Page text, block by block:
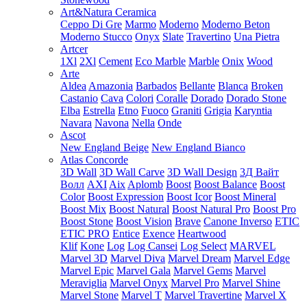
Art&Natura Ceramica
Ceppo Di Gre Marmo Moderno Moderno Beton
Moderno Stucco Onyx Slate Travertino Una Pietra
Artcer
1Xl 2Xl Cement Eco Marble Marble Onix Wood
Arte
Aldea Amazonia Barbados Bellante Blanca Broken
Castanio Cava Colori Coralle Dorado Dorado Stone
Elba Estrella Etno Fuoco Graniti Grigia Karyntia
Navara Navona Nella Onde
Ascot
New England Beige New England Bianco
Atlas Concorde
3D Wall 3D Wall Carve 3D Wall Design 3Д Вайт
Волл AXI Aix Aplomb Boost Boost Balance Boost
Color Boost Expression Boost Icor Boost Mineral
Boost Mix Boost Natural Boost Natural Pro Boost Pro
Boost Stone Boost Vision Brave Canone Inverso ETIC
ETIC PRO Entice Exence Heartwood
Klif Kone Log Log Cansei Log Select MARVEL
Marvel 3D Marvel Diva Marvel Dream Marvel Edge
Marvel Epic Marvel Gala Marvel Gems Marvel
Meraviglia Marvel Onyx Marvel Pro Marvel Shine
Marvel Stone Marvel T Marvel Travertine Marvel X